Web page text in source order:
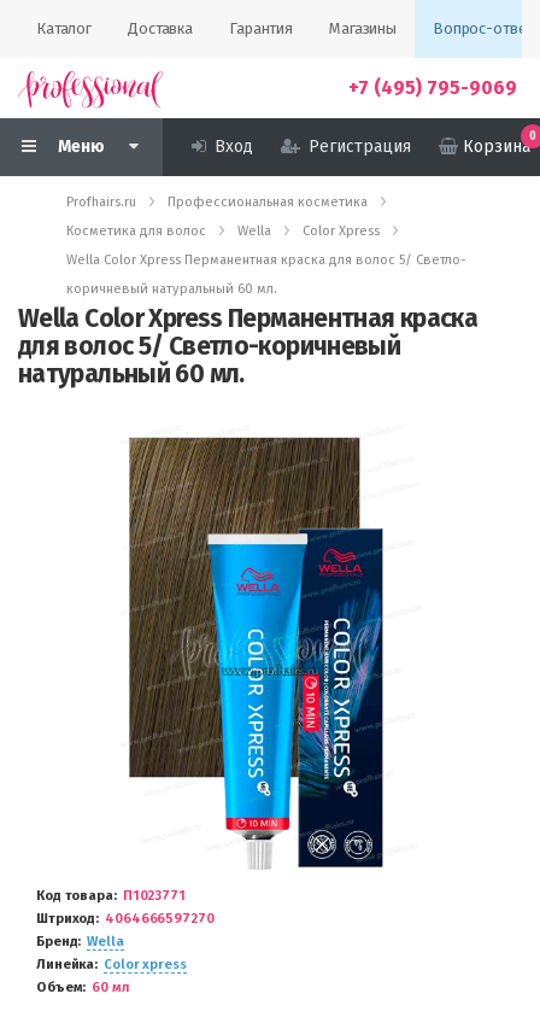
Каталог Доставка Гарантия Магазины Вопрос-ответ
+7 (495) 795-9069
Меню Вход Регистрация Корзина
0
Profhairs.ru
Профессиональная косметика
Косметика для волос
Wella
Color Xpress
Wella Color Xpress Перманентная краска для волос 5/ Светло-
коричневый натуральный 60 мл.
Wella Color Xpress Перманентная краска
для волос 5/ Светло-коричневый
натуральный 60 мл.
Код товара
П1023771
Штриход
4064666597270
Бренд
Wella
Линейка
Color xpress
Объем
60 мл